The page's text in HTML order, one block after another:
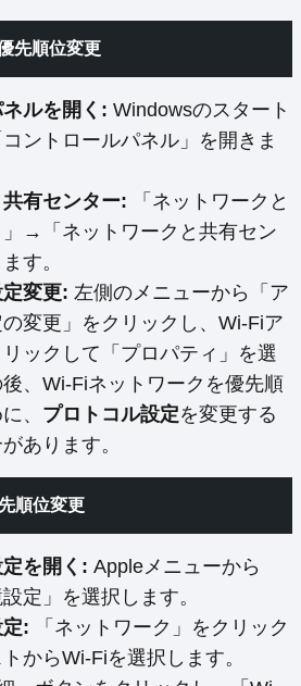
先順位変更
ルを開く: Windowsのスタート
ントロールパネル」を開きま
有センター: 「ネットワークと
」→「ネットワークと共有セン
す。
変更: 左側のメニューから「ア
変更」をクリックし、Wi-Fiア
ックして「プロパティ」を選
、Wi-Fiネットワークを優先順
、 プロトコル設定を変更する
あります。
順位変更
を開く: Appleメニューから
定」を選択します。
: 「ネットワーク」をクリック
からWi-Fiを選択します。